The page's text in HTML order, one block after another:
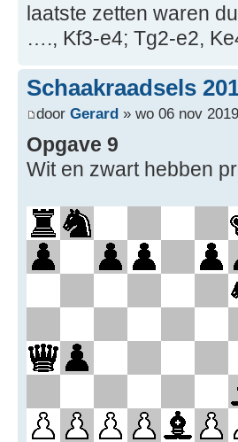
laatste zetten waren
…., Kf3-e4; Tg2-e2,
Schaakraadsels
door Gerard » wo 06 nov
Opgave 9
Wit en zwart hebben